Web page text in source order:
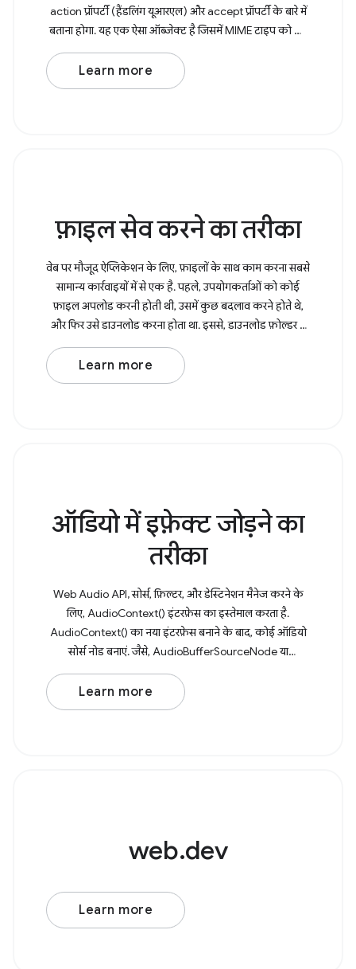
action प्रॉपर्टी (हैंडलिंग यूआरएल) और accept प्रॉपर्टी के बारे में
बताना होगा. यह एक ऐसा ऑब्जेक्ट है जिसमें MIME टाइप को की
के तौर
Learn more
फ़ाइल सेव करने का तरीका
वेब पर मौजूद ऐप्लिकेशन के लिए, फ़ाइलों के साथ काम करना सबसे
सामान्य कार्रवाइयों में से एक है. पहले, उपयोगकर्ताओं को कोई
फ़ाइल अपलोड करनी होती थी, उसमें कुछ बदलाव करने होते थे,
और फिर उसे डाउनलोड करना होता था. इससे, डाउनलोड फ़ोल्डर में
उसकी एक कॉपी बन
Learn more
ऑडियो में इफ़ेक्ट जोड़ने का
तरीका
Web Audio API, सोर्स, फ़िल्टर, और डेस्टिनेशन मैनेज करने के
लिए, AudioContext() इंटरफ़ेस का इस्तेमाल करता है.
AudioContext() का नया इंटरफ़ेस बनाने के बाद, कोई ऑडियो
सोर्स नोड बनाएं. जैसे, AudioBufferSourceNode या
OscillatorNode. उदाहरण के लिए, लागू
Learn more
web.dev
Learn more